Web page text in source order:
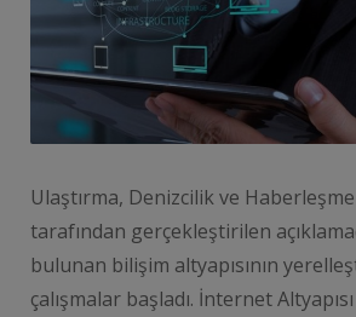
Ulaştırma, Denizcilik ve Haberleşme
tarafından gerçekleştirilen
bulunan bilişim altyapısının
çalışmalar başladı. İnternet